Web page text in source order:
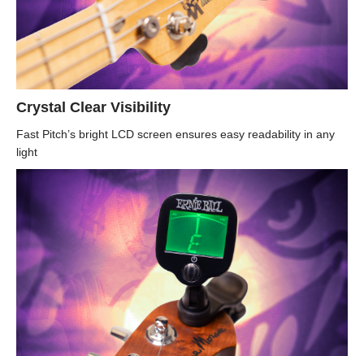
Crystal Clear Visibility
Fast Pitch’s bright LCD screen ensures easy readability in any
light